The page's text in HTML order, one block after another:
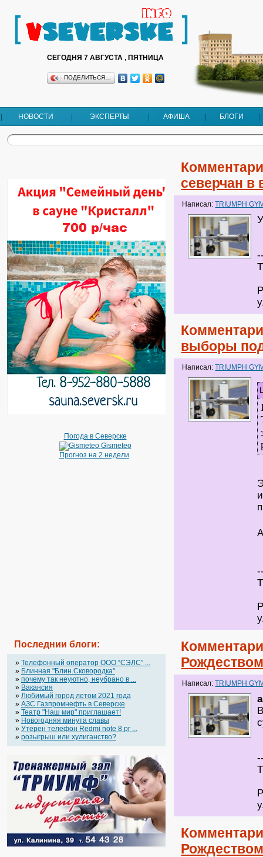
СЕГОДНЯ 7 АВГУСТА , ПЯТНИЦА
ПОДЕЛИТЬСЯ…
НОВОСТИ ЭКСПЕРТЫ АФИША БЛОГИ
Погода в Северске
Gismeteo
Прогноз на 2 недели
Последнии блоги:
» Телефонный оператор OOO “СЭЛС” ...
» Блинная "Блин.Сковородка"
» почему так неуютно, неубрано в ...
» Вакансия
» Любимый город летом 2021 года
» АЗС Газпромнефть в Северске
» Театр "Наш мир" приглашает!
» Новогодняя минута славы
» Утерен телефон Redmi note 8 pr ...
» розыгрыш или хулиганство?
северчан
Написал:TRIUMPH
выборы
Написал:TRIUMPH
Написал:TRIUMPH